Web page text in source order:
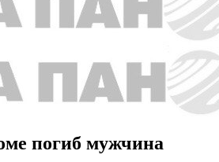
погиб мужчина